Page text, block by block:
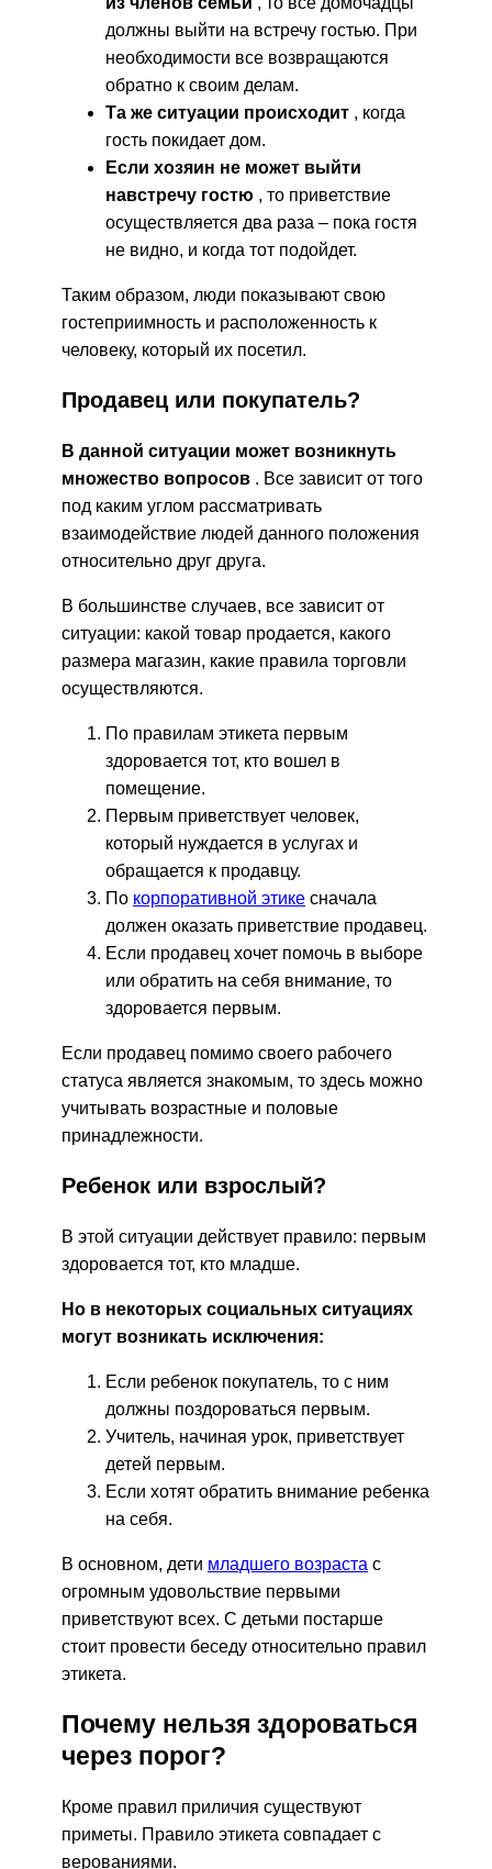
должны выйти на встречу гостью. При
необходимости все возвращаются
обратно к своим делам.
Та же ситуации происходит , когда
гость покидает дом.
Если хозяин не может выйти
навстречу гостю , то приветствие
осуществляется два раза – пока гостя
не видно, и когда тот подойдет.
Таким образом, люди показывают свою
гостеприимность и расположенность к
человеку, который их посетил.
Продавец или покупатель?
В данной ситуации может возникнуть
множество вопросов . Все зависит от того
под каким углом рассматривать
взаимодействие людей данного положения
относительно друг друга.
В большинстве случаев, все зависит от
ситуации: какой товар продается, какого
размера магазин, какие правила торговли
осуществляются.
По правилам этикета первым
здоровается тот, кто вошел в
помещение.
Первым приветствует человек,
который нуждается в услугах и
обращается к продавцу.
По корпоративной этике сначала
должен оказать приветствие продавец.
Если продавец хочет помочь в выборе
или обратить на себя внимание, то
здоровается первым.
Если продавец помимо своего рабочего
статуса является знакомым, то здесь можно
учитывать возрастные и половые
принадлежности.
Ребенок или взрослый?
В этой ситуации действует правило: первым
здоровается тот, кто младше.
Но в некоторых социальных ситуациях
могут возникать исключения:
Если ребенок покупатель, то с ним
должны поздороваться первым.
Учитель, начиная урок, приветствует
детей первым.
Если хотят обратить внимание ребенка
на себя.
В основном, дети младшего возраста с
огромным удовольствие первыми
приветствуют всех. С детьми постарше
стоит провести беседу относительно правил
этикета.
Почему нельзя здороваться
через порог?
Кроме правил приличия существуют
приметы. Правило этикета совпадает с
верованиями.